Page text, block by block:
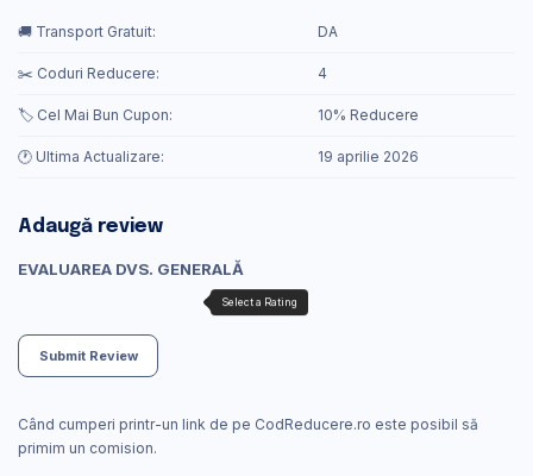
🚚 Transport Gratuit: DA
✂️ Coduri Reducere: 4
🏷️ Cel Mai Bun Cupon: 10% Reducere
🕐 Ultima Actualizare: 19 aprilie 2026
Adaugă review
EVALUAREA DVS. GENERALĂ
Submit Review
Când cumperi printr-un link de pe CodReducere.ro este posibil să
primim un comision.